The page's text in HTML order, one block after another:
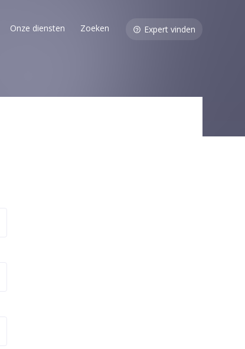
Onze diensten Zoeken Expert vinden